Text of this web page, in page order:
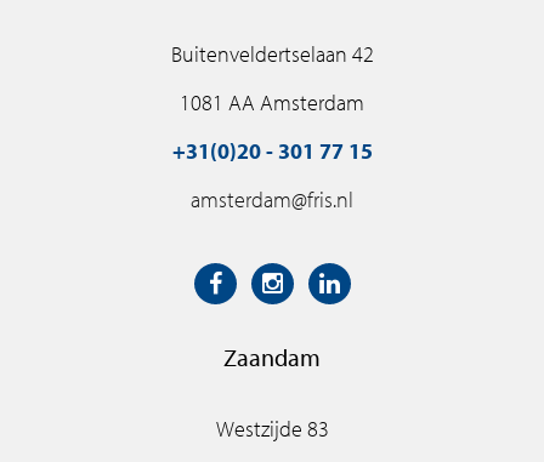
Buitenveldertselaan 42
1081 AA Amsterdam
+31(0)20 - 301 77 15
amsterdam@fris.nl
Zaandam
Westzijde 83